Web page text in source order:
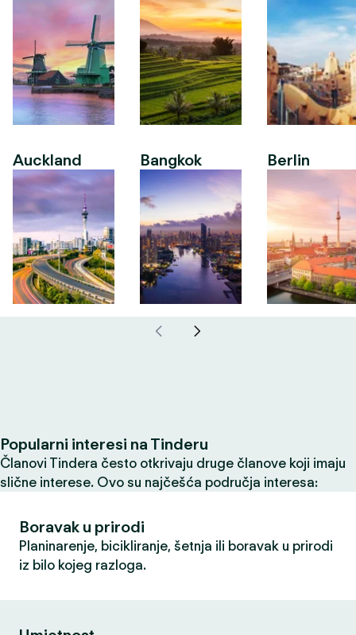
Auckland Bangkok Berlin
Popularni interesi na Tinderu
Članovi Tindera često otkrivaju druge članove koji imaju
slične interese. Ovo su najčešća područja interesa:
Boravak u prirodi
Planinarenje, bicikliranje, šetnja ili boravak u prirodi
iz bilo kojeg razloga.